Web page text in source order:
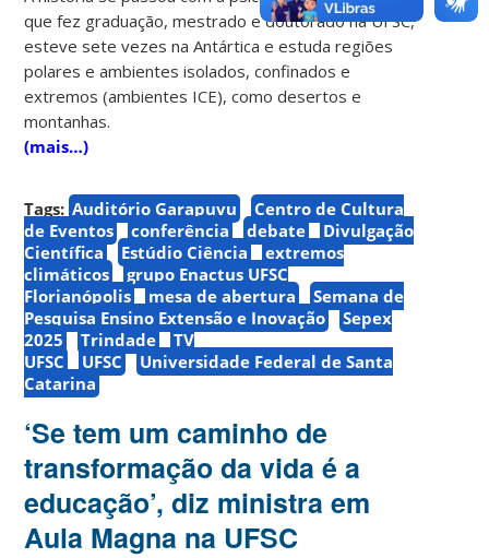
que fez graduação, mestrado e doutorado na UFSC,
esteve sete vezes na Antártica e estuda regiões
polares e ambientes isolados, confinados e
extremos (ambientes ICE), como desertos e
montanhas.
(mais…)
Tags: Auditório Garapuvu
Centro de Cultura
de Eventos
conferência debate
Divulgação
Científica
Estúdio Ciência
extremos
climáticos
grupo Enactus UFSC
Florianópolis
mesa de abertura
Semana de
Pesquisa Ensino Extensão e Inovação
Sepex
2025
Trindade
TV
UFSC
UFSC
Universidade Federal de Santa
Catarina
‘Se tem um caminho de
transformação da vida é a
educação’, diz ministra em
Aula Magna na UFSC